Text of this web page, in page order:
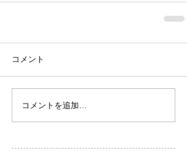
コメント
コメントを追加…